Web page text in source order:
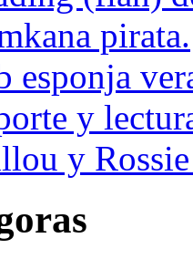
pirata.
esponja
y
y